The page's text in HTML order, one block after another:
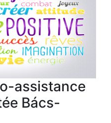
assistance
Bács-